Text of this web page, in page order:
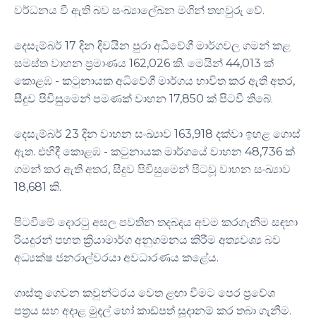
වර්ධනය වී ඇති බව සංඛ්‍යාලේඛන මගින් තහවුරු වේ.
දෙසැම්බර් 17 දින දිවයින පුරා අධිවේගී මාර්ගවල ගමන් කළ
සමස්ත වාහන ප්‍රමාණය 162,026 කි. මෙයින් 44,013 ක්
කොළඹ - කටුනායක අධිවේගී මාර්ගය භාවිත කර ඇති අතර,
සීදුව පිවිසුමෙන් පමණක් වාහන 17,850 ක් පිටවී තිබේ.
දෙසැම්බර් 23 දින වාහන සංඛ්‍යාව 163,918 දක්වා ඉහළ ගොස්
ඇත. එහිදී කොළඹ - කටුනායක මාර්ගයේ වාහන 48,736 ක්
ගමන් කර ඇති අතර, සීදුව පිවිසුමෙන් පිටවූ වාහන සංඛ්‍යාව
18,681 කි.
පිටවීමේ දොරටු අසල පවතින තදබදය අවම කරගැනීම සඳහා
රියදුරන් පහත ක්‍රියාමාර්ග අනුගමනය කිරීම අත්‍යවශ්‍ය බව
අධ්‍යක්ෂ ජනරාල්වරයා අවධාරණය කළේය.
ගාස්තු ගෙවන කවුන්ටරය වෙත ළඟා වීමට පෙර ප්‍රවේශ
පත්‍රය සහ අදාළ මුදල් හෝ කාඩ්පත් සූදානම් කර තබා ගැනීම.